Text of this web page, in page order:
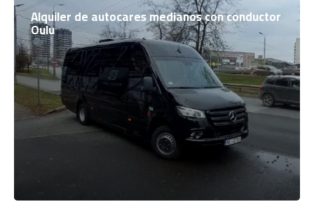
Alquiler de autocares medianos con conductor
Oulu